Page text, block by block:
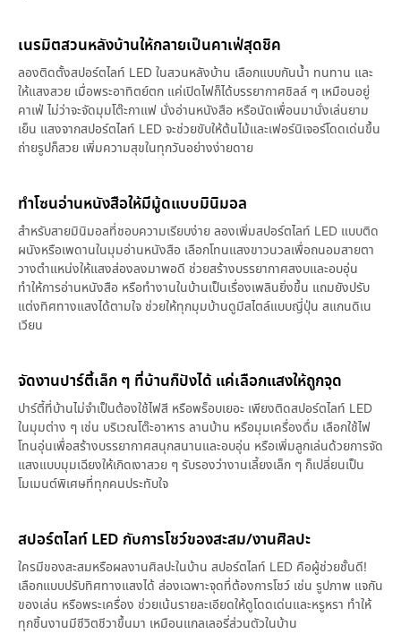
เนรมิตสวนหลังบ้านให้กลายเป็นคาเฟ่สุดชิค
ลองติดตั้งสปอร์ตไลท์ LED ในสวนหลังบ้าน เลือกแบบกันน้ำ ทนทาน และ
ให้แสงสวย เมื่อพระอาทิตย์ตก แค่เปิดไฟก็ได้บรรยากาศชิลล์ ๆ เหมือนอยู่
คาเฟ่ ไม่ว่าจะจัดมุมโต๊ะกาแฟ นั่งอ่านหนังสือ หรือนัดเพื่อนมานั่งเล่นยาม
เย็น แสงจากสปอร์ตไลท์ LED จะช่วยขับให้ต้นไม้และเฟอร์นิเจอร์โดดเด่นขึ้น
ถ่ายรูปก็สวย เพิ่มความสุขในทุกวันอย่างง่ายดาย
ทำโซนอ่านหนังสือให้มีมู้ดแบบมินิมอล
สำหรับสายมินิมอลที่ชอบความเรียบง่าย ลองเพิ่มสปอร์ตไลท์ LED แบบติด
ผนังหรือเพดานในมุมอ่านหนังสือ เลือกโทนแสงขาวนวลเพื่อถนอมสายตา
วางตำแหน่งให้แสงส่องลงมาพอดี ช่วยสร้างบรรยากาศสงบและอบอุ่น
ทำให้การอ่านหนังสือ หรือทำงานในบ้านเป็นเรื่องเพลินยิ่งขึ้น แถมยังปรับ
แต่งทิศทางแสงได้ตามใจ ช่วยให้ทุกมุมบ้านดูมีสไตล์แบบญี่ปุ่น สแกนดิเน
เวียน
จัดงานปาร์ตี้เล็ก ๆ ที่บ้านก็ปังได้ แค่เลือกแสงให้ถูกจุด
ปาร์ตี้ที่บ้านไม่จำเป็นต้องใช้ไฟสี หรือพร็อบเยอะ เพียงติดสปอร์ตไลท์ LED
ในมุมต่าง ๆ เช่น บริเวณโต๊ะอาหาร ลานบ้าน หรือมุมเครื่องดื่ม เลือกใช้ไฟ
โทนอุ่นเพื่อสร้างบรรยากาศสนุกสนานและอบอุ่น หรือเพิ่มลูกเล่นด้วยการจัด
แสงแบบมุมเฉียงให้เกิดเงาสวย ๆ รับรองว่างานเลี้ยงเล็ก ๆ ก็เปลี่ยนเป็น
โมเมนต์พิเศษที่ทุกคนประทับใจ
สปอร์ตไลท์ LED กับการโชว์ของสะสม/งานศิลปะ
ใครมีของสะสมหรือผลงานศิลปะในบ้าน สปอร์ตไลท์ LED คือผู้ช่วยชั้นดี!
เลือกแบบปรับทิศทางแสงได้ ส่องเฉพาะจุดที่ต้องการโชว์ เช่น รูปภาพ แจกัน
ของเล่น หรือพระเครื่อง ช่วยเน้นรายละเอียดให้ดูโดดเด่นและหรูหรา ทำให้
ทุกชิ้นงานมีชีวิตชีวาขึ้นมา เหมือนแกลเลอรี่ส่วนตัวในบ้าน